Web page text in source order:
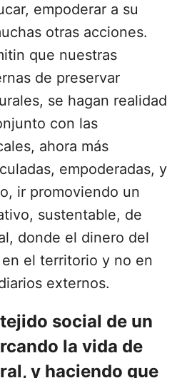
empoderar a su
otras acciones.
que nuestras
de preservar
se hagan realidad
con las
ahora más
empoderadas, y
ir promoviendo un
sustentable, de
donde el dinero del
el territorio y no en
externos.
social de un
la vida de
y haciendo que